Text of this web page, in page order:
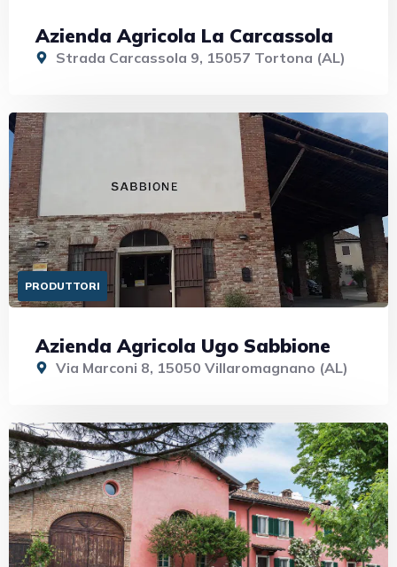
Azienda Agricola La Carcassola
Strada Carcassola 9, 15057 Tortona (AL)
PRODUTTORI
Azienda Agricola Ugo Sabbione
Via Marconi 8, 15050 Villaromagnano (AL)